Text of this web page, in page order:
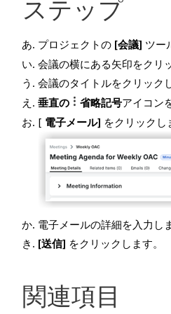
ステップ
プロジェクトの [会議] ツー
会議の横にある矢印をクリ
会議のタイトルをクリック
垂直の
省略記号アイコン
[ 電子メール] をクリックし
電子メールの詳細を入力し
[送信] をクリックします。
関連項目